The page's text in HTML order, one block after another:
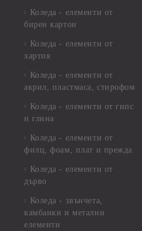
Коледа - елементи от
бирен картон
Коледа - елементи от
хартия
Коледа - елементи от
акрил, пластмаса, стирофом
Коледа - елементи от гипс
и глина
Коледа - елементи от
филц, фоам, плат и прежда
Коледа - елементи от
дърво
Коледа - звънчета,
камбанки и метални
елементи